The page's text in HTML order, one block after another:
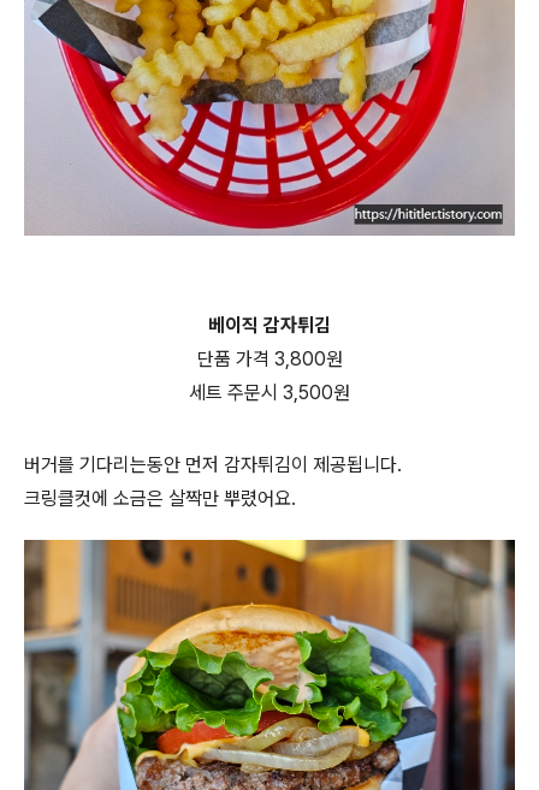
베이직 감자튀김
단품 가격 3,800원
세트 주문시 3,500원
버거를 기다리는동안 먼저 감자튀김이 제공됩니다.
크링클컷에 소금은 살짝만 뿌렸어요.